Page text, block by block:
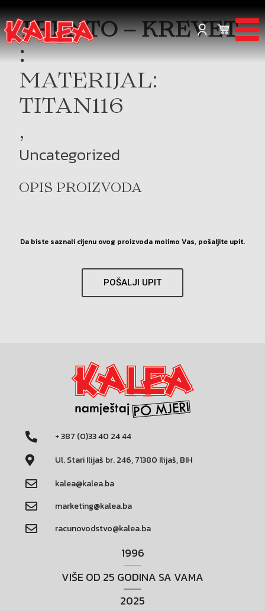
TRENTO – KREVET
:
MATERIJAL:
TITAN116
,
Uncategorized
OPIS PROIZVODA
Da biste saznali cijenu ovog proizvoda molimo Vas, pošaljite upit.
POŠALJI UPIT
+ 387 (0)33 40 24 44
Ul. Stari Ilijaš br. 246, 71380 Ilijaš, BIH
kalea@kalea.ba
marketing@kalea.ba
racunovodstvo@kalea.ba
1996
VIŠE OD 25 GODINA SA VAMA
2025